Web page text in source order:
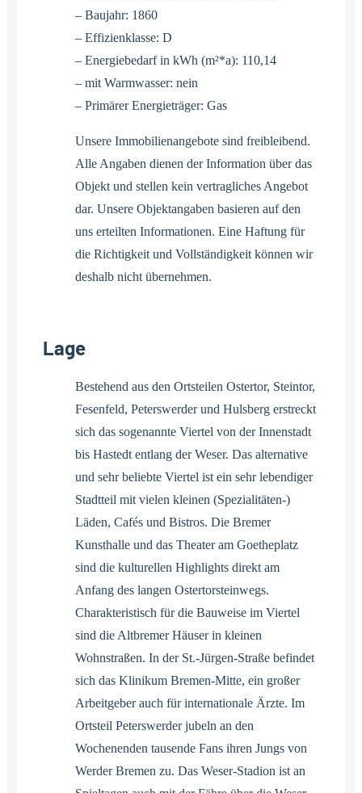
– Baujahr: 1860
– Effizienklasse: D
– Energiebedarf in kWh (m²*a): 110,14
– mit Warmwasser: nein
– Primärer Energieträger: Gas
Unsere Immobilienangebote sind freibleibend.
Alle Angaben dienen der Information über das
Objekt und stellen kein vertragliches Angebot
dar. Unsere Objektangaben basieren auf den
uns erteilten Informationen. Eine Haftung für
die Richtigkeit und Vollständigkeit können wir
deshalb nicht übernehmen.
Lage
Bestehend aus den Ortsteilen Ostertor, Steintor,
Fesenfeld, Peterswerder und Hulsberg erstreckt
sich das sogenannte Viertel von der Innenstadt
bis Hastedt entlang der Weser. Das alternative
und sehr beliebte Viertel ist ein sehr lebendiger
Stadtteil mit vielen kleinen (Spezialitäten-)
Läden, Cafés und Bistros. Die Bremer
Kunsthalle und das Theater am Goetheplatz
sind die kulturellen Highlights direkt am
Anfang des langen Ostertorsteinwegs.
Charakteristisch für die Bauweise im Viertel
sind die Altbremer Häuser in kleinen
Wohnstraßen. In der St.-Jürgen-Straße befindet
sich das Klinikum Bremen-Mitte, ein großer
Arbeitgeber auch für internationale Ärzte. Im
Ortsteil Peterswerder jubeln an den
Wochenenden tausende Fans ihren Jungs von
Werder Bremen zu. Das Weser-Stadion ist an